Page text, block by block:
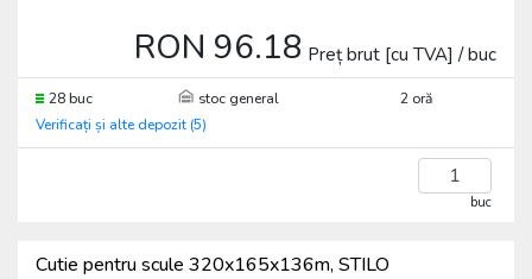
RON 96.18 Preț brut [cu TVA] / buc
28 buc stoc general
2 oră
Verificați și alte depozit (5)
buc
Cutie pentru scule 320x165x136m, STILO